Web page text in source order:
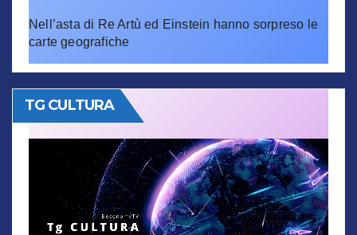
Nell’asta di Re Artù ed Einstein hanno sorpreso le
carte geografiche
TG CULTURA